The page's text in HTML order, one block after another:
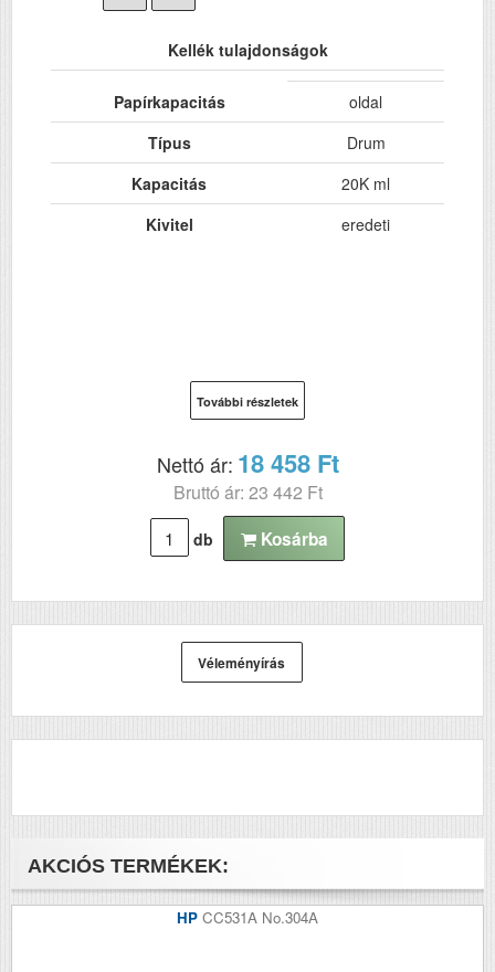
Kellék tulajdonságok
Papírkapacitás
oldal
Típus
Drum
Kapacitás
20K ml
Kivitel
eredeti
További részletek
Nettó ár: 18 458 Ft
Bruttó ár: 23 442 Ft
db Kosárba
Véleményírás
AKCIÓS TERMÉKEK:
HP CC531A No.304A